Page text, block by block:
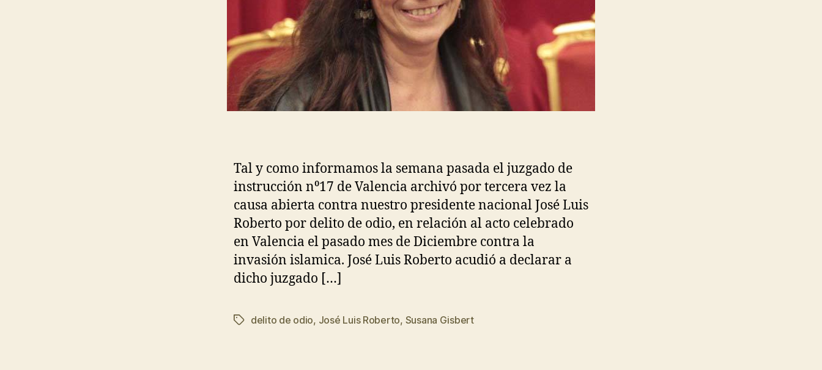
Tal y como informamos la semana pasada el juzgado de
instrucción n⁰17 de Valencia archivó por tercera vez la
causa abierta contra nuestro presidente nacional José Luis
Roberto por delito de odio, en relación al acto celebrado
en Valencia el pasado mes de Diciembre contra la
invasión islamica. José Luis Roberto acudió a declarar a
dicho juzgado […]
delito de odio, José Luis Roberto, Susana Gisbert